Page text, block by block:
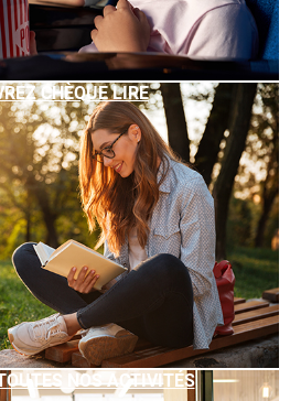
CHÈQUE LIRE
NOS ACTIVITÉS